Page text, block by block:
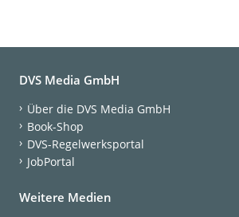
DVS Media GmbH
Über die DVS Media GmbH
Book-Shop
DVS-Regelwerksportal
JobPortal
Weitere Medien